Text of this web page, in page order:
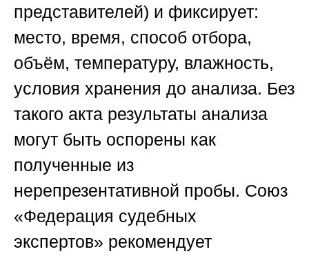
представителей) и фиксирует:
место, время, способ отбора,
объём, температуру, влажность,
условия хранения до анализа. Без
такого акта результаты анализа
могут быть оспорены как
полученные из
нерепрезентативной пробы. Союз
«Федерация судебных
экспертов» рекомендует